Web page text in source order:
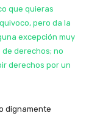
que quieras
pero da la
excepción muy
derechos; no
derechos por un
dignamente